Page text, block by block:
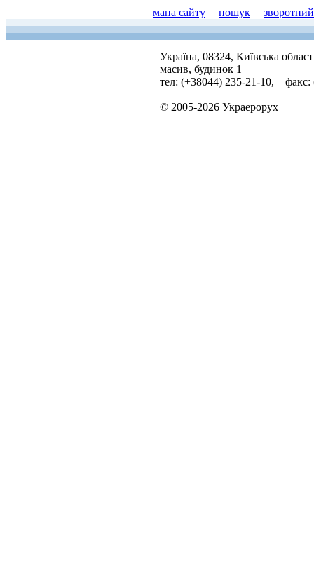
мапа сайту | пошук |
Україна, 08324, Київська
масив, будинок 1
тел: (+38044) 235-21-10, факс:
© 2005-2026 Украерорух